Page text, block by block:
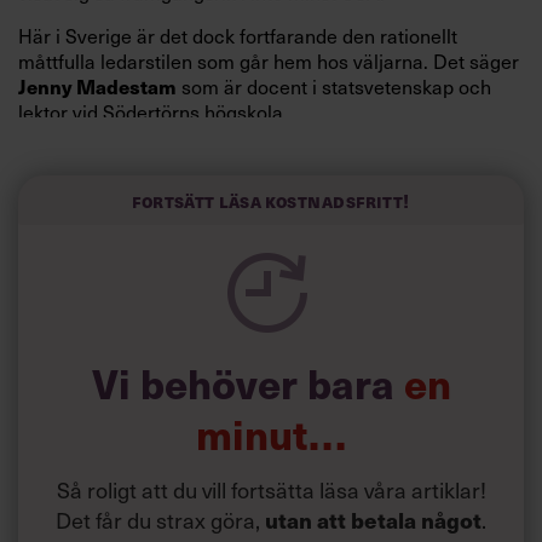
Här i Sverige är det dock fortfarande den rationellt
måttfulla ledarstilen som går hem hos väljarna. Det säger
Jenny Madestam som är docent i statsvetenskap och
lektor vid Södertörns högskola.
kompetenta och stå med båda fötterna på jorden. Hellre
spelevink i högklackat, är hur jag brukar sammanfatta de
önskningar som svenskarna för fram i undersökningar.”
Siri Wikander: ”Led som i
Fortsätt läsa kostnadsfritt!
Vi behöver bara en
minut…
Så roligt att du vill fortsätta läsa våra artiklar!
Det får du strax göra, utan att betala något.